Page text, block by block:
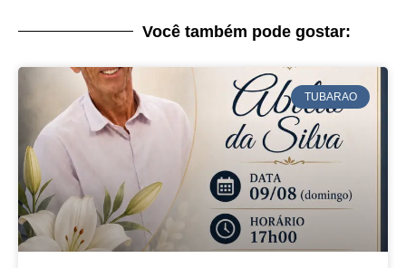
Você também pode gostar:
TUBARAO